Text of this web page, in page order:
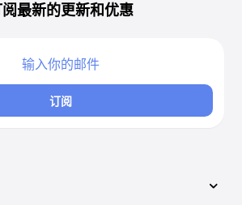
最新的更新和优惠
订阅